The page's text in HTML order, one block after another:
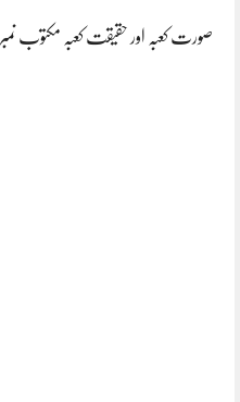
صورت کعبہ اور حقیقت کعبہ مکتوب نمبر 124دفترسوم